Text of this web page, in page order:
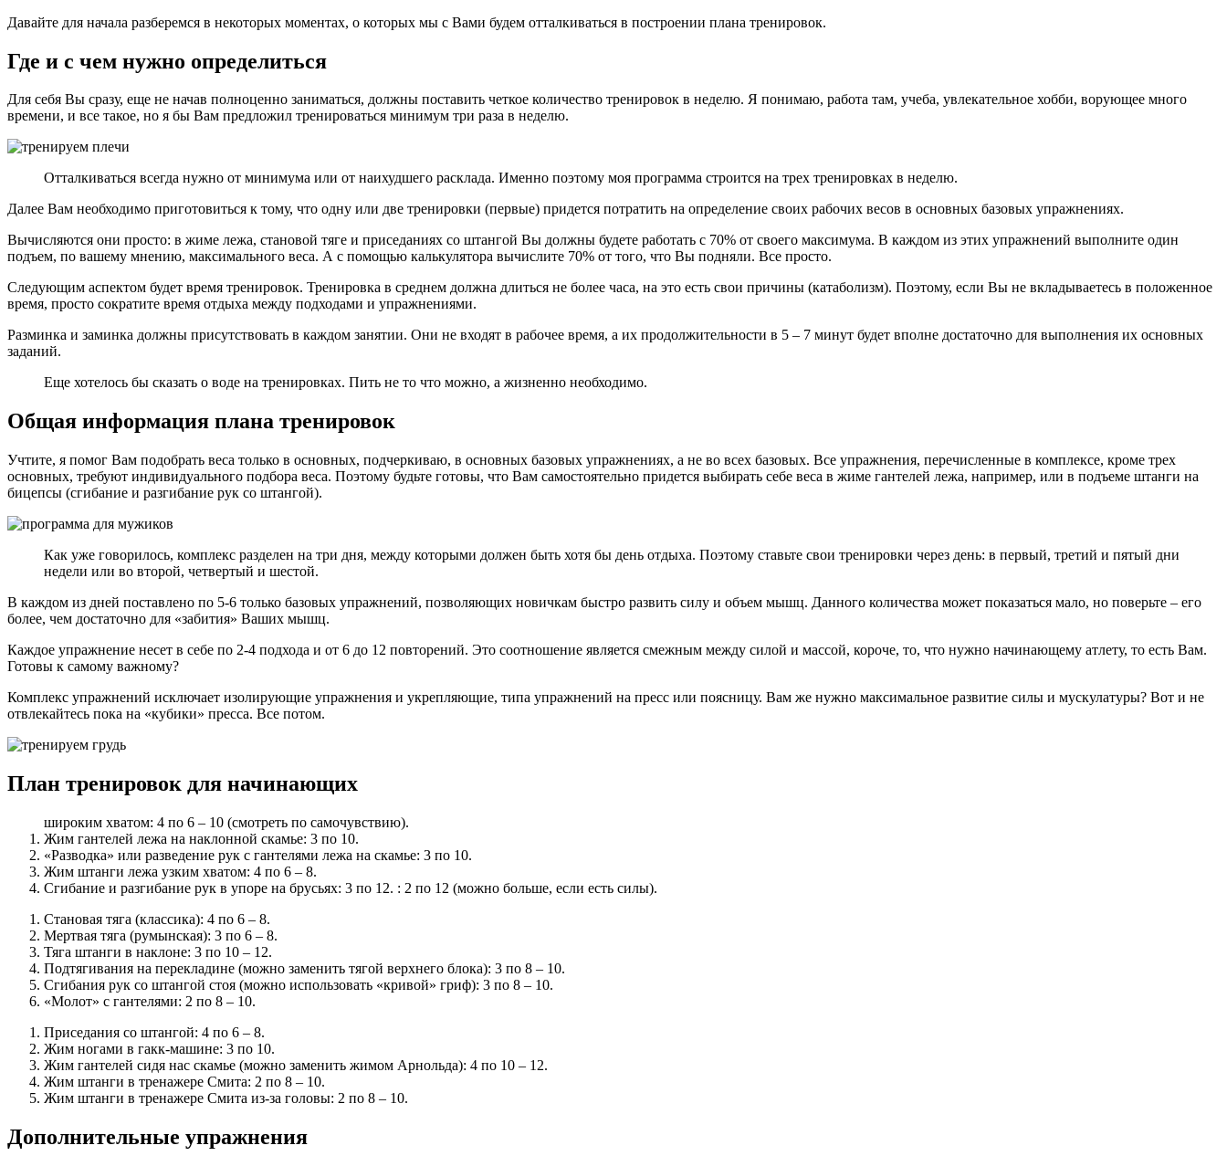
Давайте для начала разберемся в некоторых моментах, о которых мы с Вами будем отталкиваться в построении плана тренировок.
Где и с чем нужно определиться
Для себя Вы сразу, еще не начав полноценно заниматься, должны поставить четкое количество тренировок в неделю. Я понимаю, работа там, учеба, увлекательное хобби, ворующее много
времени, и все такое, но я бы Вам предложил тренироваться минимум три раза в неделю.
Отталкиваться всегда нужно от минимума или от наихудшего расклада. Именно поэтому моя программа строится на трех тренировках в неделю.
Далее Вам необходимо приготовиться к тому, что одну или две тренировки (первые) придется потратить на определение своих рабочих весов в основных базовых упражнениях.
Вычисляются они просто: в жиме лежа, становой тяге и приседаниях со штангой Вы должны будете работать с 70% от своего максимума. В каждом из этих упражнений выполните один
подъем, по вашему мнению, максимального веса. А с помощью калькулятора вычислите 70% от того, что Вы подняли. Все просто.
Следующим аспектом будет время тренировок. Тренировка в среднем должна длиться не более часа, на это есть свои причины (катаболизм). Поэтому, если Вы не вкладываетесь в положенное
время, просто сократите время отдыха между подходами и упражнениями.
Разминка и заминка должны присутствовать в каждом занятии. Они не входят в рабочее время, а их продолжительности в 5 – 7 минут будет вполне достаточно для выполнения их основных
заданий.
Еще хотелось бы сказать о воде на тренировках. Пить не то что можно, а жизненно необходимо.
Общая информация плана тренировок
Учтите, я помог Вам подобрать веса только в основных, подчеркиваю, в основных базовых упражнениях, а не во всех базовых. Все упражнения, перечисленные в комплексе, кроме трех
основных, требуют индивидуального подбора веса. Поэтому будьте готовы, что Вам самостоятельно придется выбирать себе веса в жиме гантелей лежа, например, или в подъеме штанги на
бицепсы (сгибание и разгибание рук со штангой).
Как уже говорилось, комплекс разделен на три дня, между которыми должен быть хотя бы день отдыха. Поэтому ставьте свои тренировки через день: в первый, третий и пятый дни
недели или во второй, четвертый и шестой.
В каждом из дней поставлено по 5-6 только базовых упражнений, позволяющих новичкам быстро развить силу и объем мышц. Данного количества может показаться мало, но поверьте – его
более, чем достаточно для «забития» Ваших мышц.
Каждое упражнение несет в себе по 2-4 подхода и от 6 до 12 повторений. Это соотношение является смежным между силой и массой, короче, то, что нужно начинающему атлету, то есть Вам.
Готовы к самому важному?
Комплекс упражнений исключает изолирующие упражнения и укрепляющие, типа упражнений на пресс или поясницу. Вам же нужно максимальное развитие силы и мускулатуры? Вот и не
отвлекайтесь пока на «кубики» пресса. Все потом.
План тренировок для начинающих
широким хватом: 4 по 6 – 10 (смотреть по самочувствию).
Жим гантелей лежа на наклонной скамье: 3 по 10.
«Разводка» или разведение рук с гантелями лежа на скамье: 3 по 10.
Жим штанги лежа узким хватом: 4 по 6 – 8.
Сгибание и разгибание рук в упоре на брусьях: 3 по 12. : 2 по 12 (можно больше, если есть силы).
Становая тяга (классика): 4 по 6 – 8.
Мертвая тяга (румынская): 3 по 6 – 8.
Тяга штанги в наклоне: 3 по 10 – 12.
Подтягивания на перекладине (можно заменить тягой верхнего блока): 3 по 8 – 10.
Сгибания рук со штангой стоя (можно использовать «кривой» гриф): 3 по 8 – 10.
«Молот» с гантелями: 2 по 8 – 10.
Приседания со штангой: 4 по 6 – 8.
Жим ногами в гакк-машине: 3 по 10.
Жим гантелей сидя нас скамье (можно заменить жимом Арнольда): 4 по 10 – 12.
Жим штанги в тренажере Смита: 2 по 8 – 10.
Жим штанги в тренажере Смита из-за головы: 2 по 8 – 10.
Дополнительные упражнения